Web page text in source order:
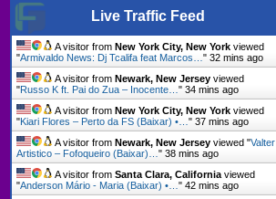
Live Traffic Feed
A visitor fromNew York City, New York viewed
"Armivaldo News: Dj Tcalifa feat Marcos…"32 mins ago
A visitor fromNewark, New Jersey viewed
"Russo K ft. Pai do Zua – Inocente…"34 mins ago
A visitor fromNew York City, New York viewed
"Kiari Flores – Perto da FS (Baixar) •…"37 mins ago
A visitor fromNewark, New Jersey viewed "Valter
Artistico – Fofoqueiro (Baixar)…"38 mins ago
A visitor fromSanta Clara, California viewed
"Anderson Mário - Maria (Baixar) •…"42 mins ago